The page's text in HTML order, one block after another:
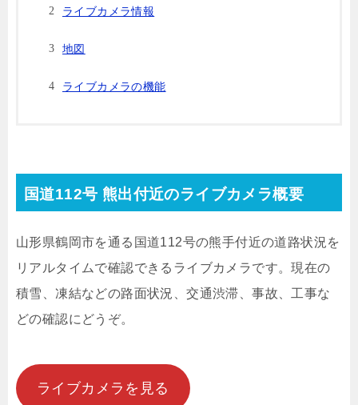
ライブカメラ情報
地図
ライブカメラの機能
国道112号 熊出付近のライブカメラ概要
山形県鶴岡市を通る国道112号の熊手付近の道路状況を
リアルタイムで確認できるライブカメラです。現在の
積雪、凍結などの路面状況、交通渋滞、事故、工事な
どの確認にどうぞ。
ライブカメラを見る